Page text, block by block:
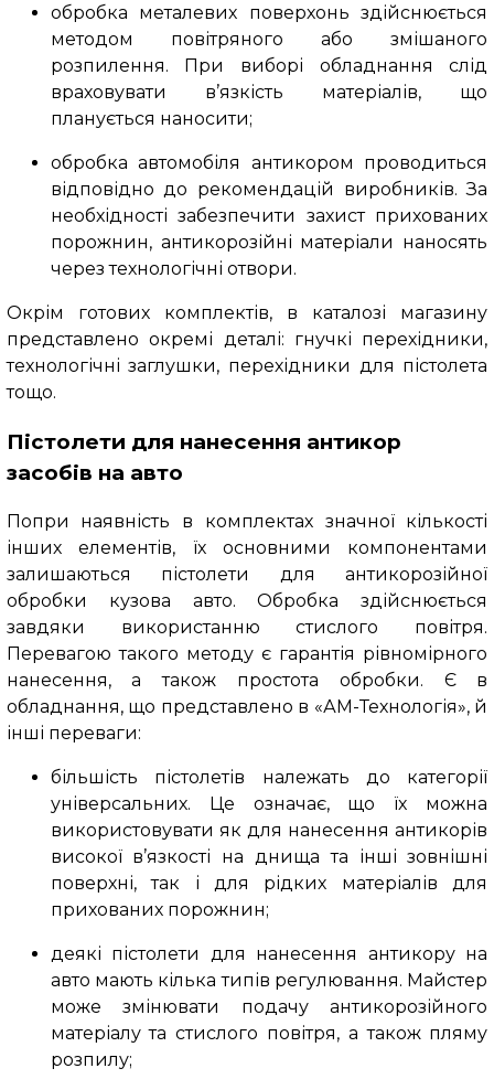
обробка металевих поверхонь здійснюється
методом повітряного або змішаного
розпилення. При виборі обладнання слід
враховувати в’язкість матеріалів, що
планується наносити;
обробка автомобіля антикором проводиться
відповідно до рекомендацій виробників. За
необхідності забезпечити захист прихованих
порожнин, антикорозійні матеріали наносять
через технологічні отвори.
Окрім готових комплектів, в каталозі магазину
представлено окремі деталі: гнучкі перехідники,
технологічні заглушки, перехідники для пістолета
тощо.
Пістолети для нанесення антикор
засобів на авто
Попри наявність в комплектах значної кількості
інших елементів, їх основними компонентами
залишаються пістолети для антикорозійної
обробки кузова авто. Обробка здійснюється
завдяки використанню стислого повітря.
Перевагою такого методу є гарантія рівномірного
нанесення, а також простота обробки. Є в
обладнання, що представлено в «АМ-Технологія», й
інші переваги:
більшість пістолетів належать до категорії
універсальних. Це означає, що їх можна
використовувати як для нанесення антикорів
високої в’язкості на днища та інші зовнішні
поверхні, так і для рідких матеріалів для
прихованих порожнин;
деякі пістолети для нанесення антикору на
авто мають кілька типів регулювання. Майстер
може змінювати подачу антикорозійного
матеріалу та стислого повітря, а також пляму
розпилу;